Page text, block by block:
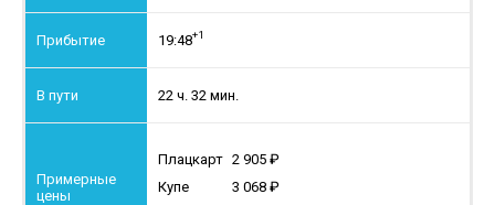
19:48+1
22 ч. 32 мин.
Плацкарт 2 905
Купе
3 068